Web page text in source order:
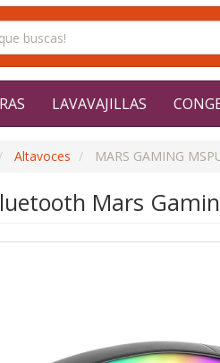
LAVAVAJILLAS
Altavoces MARS GAMING
Mars